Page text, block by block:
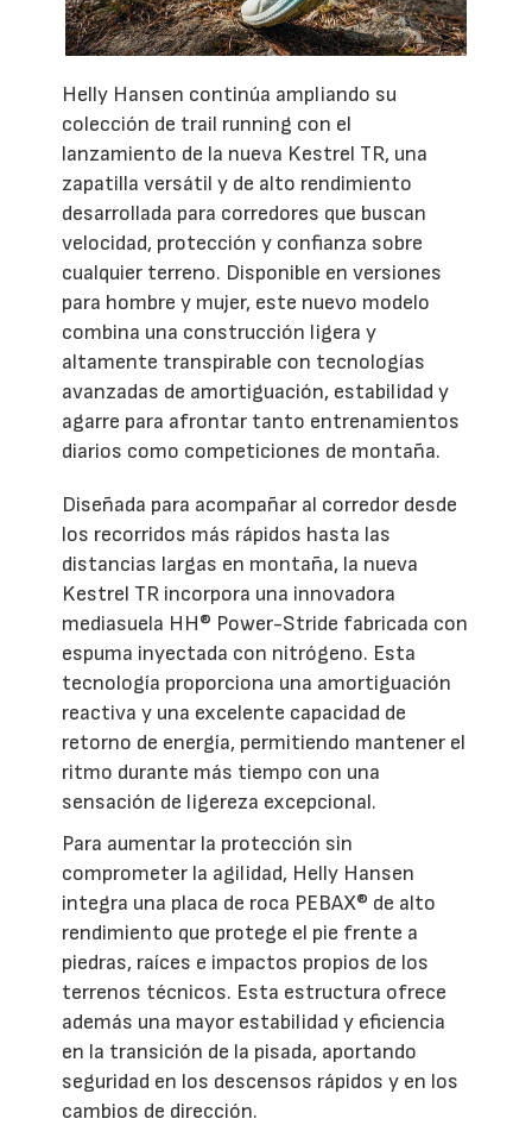
Helly Hansen continúa ampliando su
colección de trail running con el
lanzamiento de la nueva Kestrel TR, una
zapatilla versátil y de alto rendimiento
desarrollada para corredores que buscan
velocidad, protección y confianza sobre
cualquier terreno. Disponible en versiones
para hombre y mujer, este nuevo modelo
combina una construcción ligera y
altamente transpirable con tecnologías
avanzadas de amortiguación, estabilidad y
agarre para afrontar tanto entrenamientos
diarios como competiciones de montaña.
Diseñada para acompañar al corredor desde
los recorridos más rápidos hasta las
distancias largas en montaña, la nueva
Kestrel TR incorpora una innovadora
mediasuela HH® Power-Stride fabricada con
espuma inyectada con nitrógeno. Esta
tecnología proporciona una amortiguación
reactiva y una excelente capacidad de
retorno de energía, permitiendo mantener el
ritmo durante más tiempo con una
sensación de ligereza excepcional.
Para aumentar la protección sin
comprometer la agilidad, Helly Hansen
integra una placa de roca PEBAX® de alto
rendimiento que protege el pie frente a
piedras, raíces e impactos propios de los
terrenos técnicos. Esta estructura ofrece
además una mayor estabilidad y eficiencia
en la transición de la pisada, aportando
seguridad en los descensos rápidos y en los
cambios de dirección.